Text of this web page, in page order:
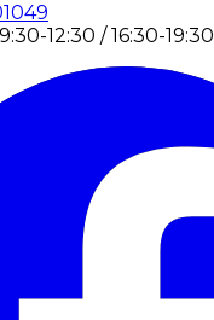
9:30-12:30 / 16:30-19:30